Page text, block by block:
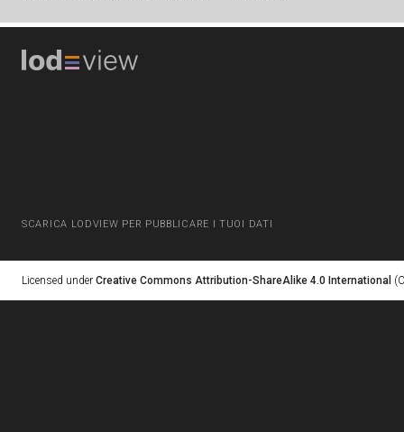
SCARICA LODVIEW PER PUBBLICARE I TUOI DATI
Licensed under Creative Commons Attribution-ShareAlike 4.0 International